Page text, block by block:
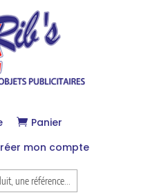
 Panier
mon compte
une référence...